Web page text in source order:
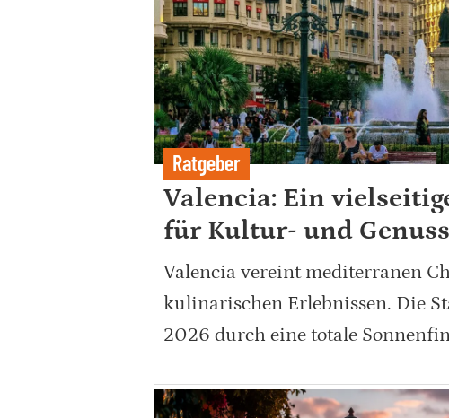
Ratgeber
Valencia: Ein
für Kultur- und
Valencia vereint mediterranen
kulinarischen Erlebnissen. Die
2026 durch eine totale